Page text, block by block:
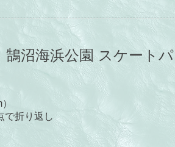
鵠沼海浜公園 スケート
で折り返し